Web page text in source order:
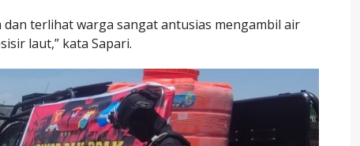
terlihat warga sangat antusias mengambil air
laut,” kata Sapari.